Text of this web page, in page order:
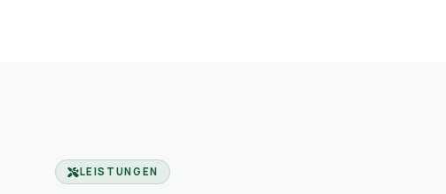
LEISTUNGEN